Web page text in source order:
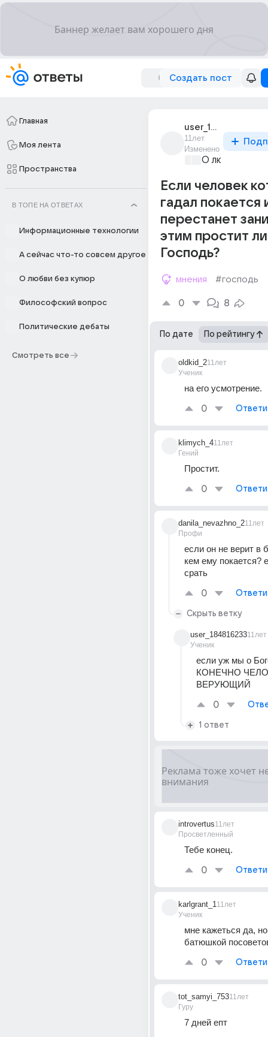
Создать пост
Главная
Моя лента
Пространства
В ТОПЕ НА ОТВЕТАХ
Информационные технологии
А сейчас что-то совсем другое
О любви без купюр
Философский вопрос
Политические дебаты
Смотреть все
user_184816233
11лет
Изменено
О любви без
Если человек
гадал покается
перестанет
этим простит
Господь?
мнения #господь
0 8
По дате По рейтингу
oldkid_2
Ученик
11лет
на его усмотрение.
0
klimych_4
Гений
11лет
Простит.
0
danila_nevazhno_2
Профи
11лет
если он не верит в
кем ему покается?
срать
0
Скрыть ветку
user_184816233
Ученик
11лет
если уж мы о
КОНЕЧНО
ВЕРУЮЩИЙ
0
1 ответ
introvertus
Просветленный
11лет
Тебе конец.
0
karlgrant_1
Ученик
11лет
мне кажеться да,
батюшкой
0
tot_samyi_753
Гуру
11лет
7 дней епт